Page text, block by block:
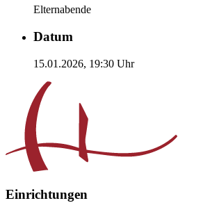
Elternabende
Datum
15.01.2026, 19:30 Uhr
Einrichtungen